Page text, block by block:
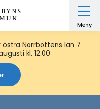
Meny
Norrbottens län 7
kl. 12.00